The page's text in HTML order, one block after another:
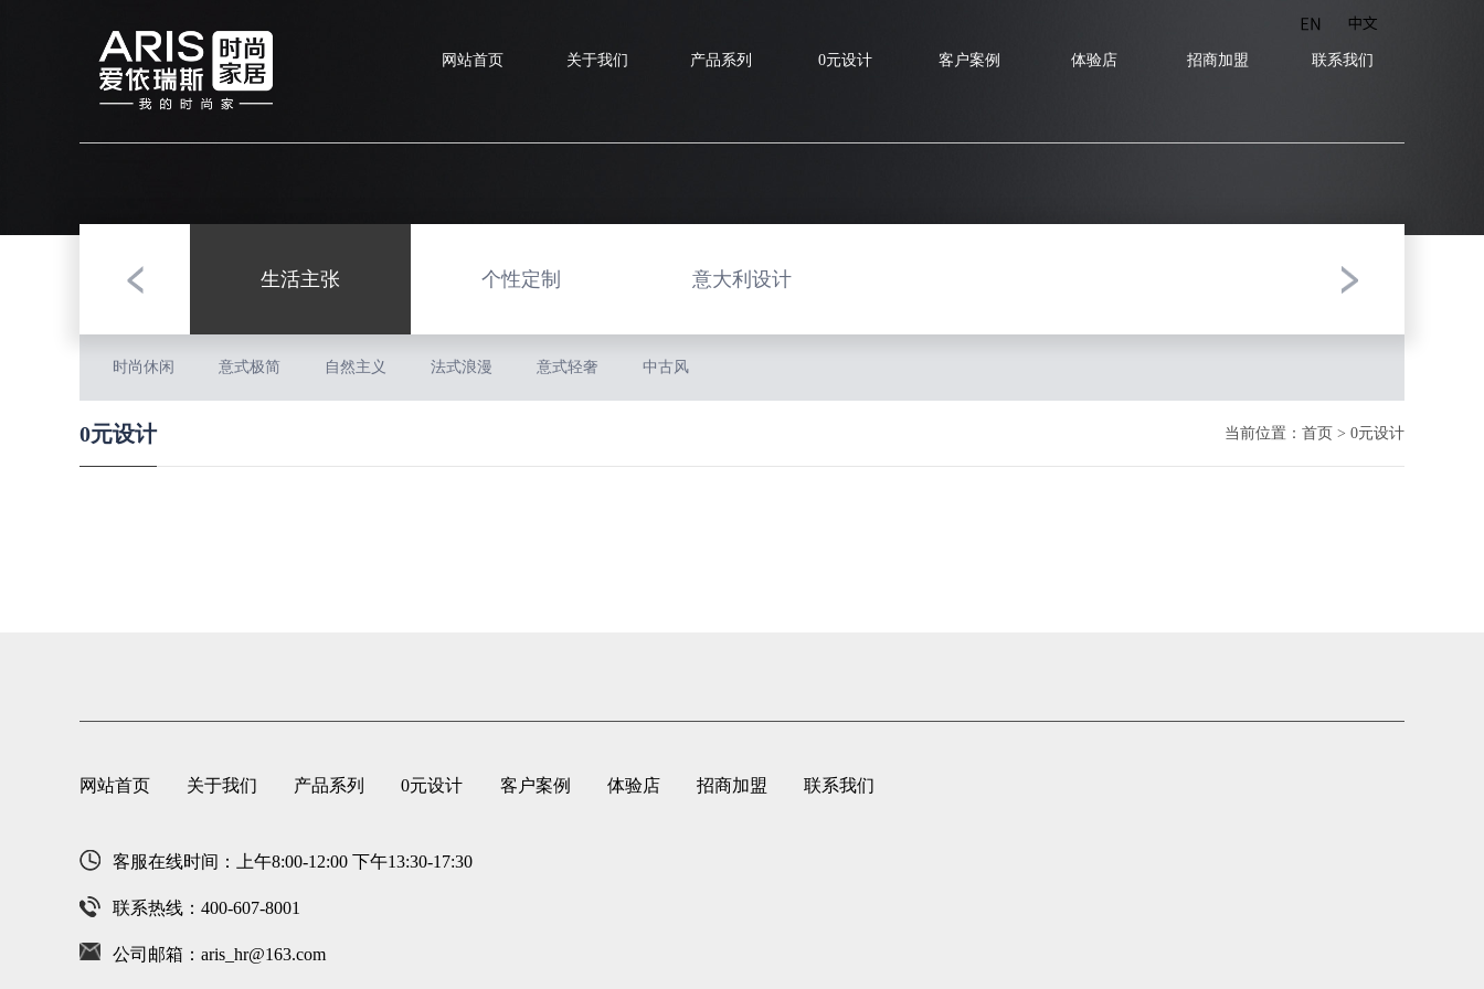
生活主张 个性定制 意大利设计
时尚休闲 意式极简 自然主义 法式浪漫 意式轻奢 中古风
0元设计 当前位置： 首页 > 0元设计
网站首页 关于我们 产品系列 0元设计 客户案例 体验店 招商加盟 联系我们
客服在线时间：上午8:00-12:00 下午13:30-17:30
联系热线：400-607-8001
公司邮箱：aris_hr@163.com